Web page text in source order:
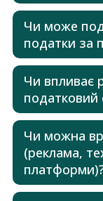
Чи може
податки за
Чи впливає
податковий
Чи можна
(реклама,